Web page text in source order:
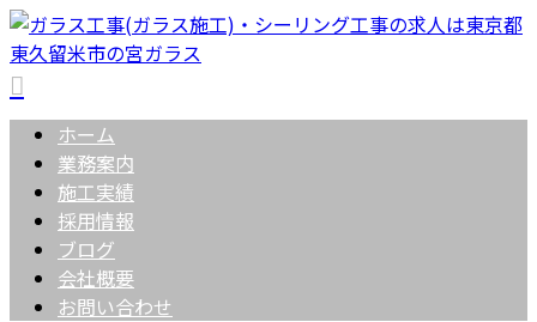
ホーム
業務案内
施工実績
採用情報
ブログ
会社概要
お問い合わせ